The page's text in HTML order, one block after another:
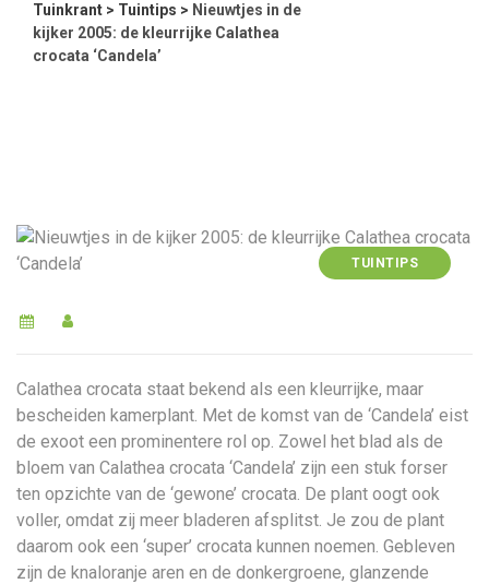
Tuinkrant > Tuintips > Nieuwtjes in de
kijker 2005: de kleurrijke Calathea
crocata ‘Candela’
TUINTIPS
Calathea crocata staat bekend als een kleurrijke, maar
bescheiden kamerplant. Met de komst van de ‘Candela’ eist
de exoot een prominentere rol op. Zowel het blad als de
bloem van Calathea crocata ‘Candela’ zijn een stuk forser
ten opzichte van de ‘gewone’ crocata. De plant oogt ook
voller, omdat zij meer bladeren afsplitst. Je zou de plant
daarom ook een ‘super’ crocata kunnen noemen. Gebleven
zijn de knaloranje aren en de donkergroene, glanzende